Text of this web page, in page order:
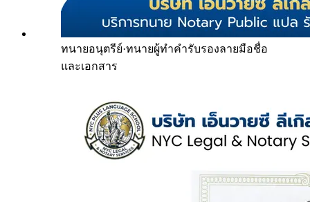
ทนายอนุตรีย์·ทนายผู้ทำคำรับรองลายมือชื่อ
และเอกสาร